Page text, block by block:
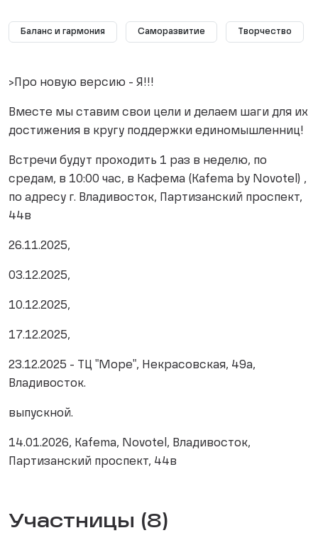
Баланс и гармония Саморазвитие Творчество
>Про новую версию - Я!!!
Вместе мы ставим свои цели и делаем шаги для их
достижения в кругу поддержки единомышленниц!
Встречи будут проходить 1 раз в неделю, по
средам, в 10:00 час, в Кафема (Kafema by Novotel) ,
по адресу г. Владивосток, Партизанский проспект,
44в
26.11.2025,
03.12.2025,
10.12.2025,
17.12.2025,
23.12.2025 - ТЦ "Море", Некрасовская, 49а,
Владивосток.
выпускной.
14.01.2026, Kafema, Novotel, Владивосток,
Партизанский проспект, 44в
Участницы (8)